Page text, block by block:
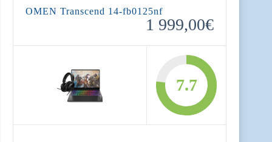
OMEN Transcend 14-fb0125nf
1 999,00€
7.7